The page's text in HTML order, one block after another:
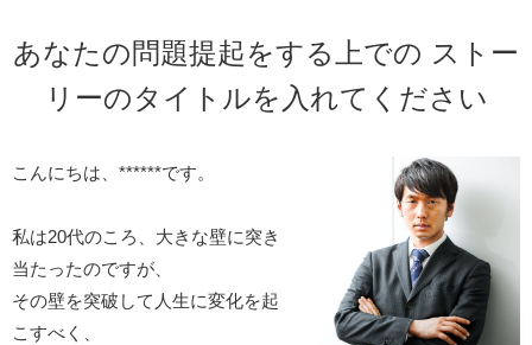
あなたの問題提起をする上での ストー
リーのタイトルを入れてください
こんにちは、******です。
私は20代のころ、大きな壁に突き
当たったのですが、
その壁を突破して人生に変化を起
こすべく、